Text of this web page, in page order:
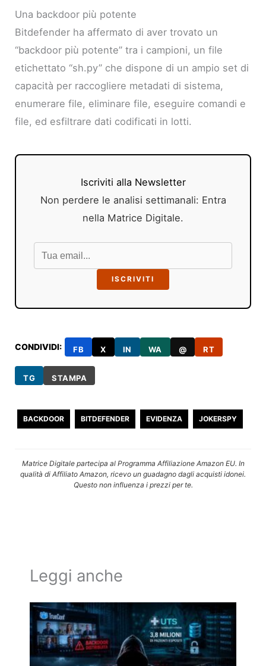
Una backdoor più potente
Bitdefender ha affermato di aver trovato un
“backdoor più potente” tra i campioni, un file
etichettato “sh.py” che dispone di un ampio set di
capacità per raccogliere metadati di sistema,
enumerare file, eliminare file, eseguire comandi e
file, ed esfiltrare dati codificati in lotti.
Iscriviti alla Newsletter
Non perdere le analisi settimanali: Entra
nella Matrice Digitale.
ISCRIVITI
CONDIVIDI: FB X IN WA @ RT
TG STAMPA
BACKDOOR BITDEFENDER EVIDENZA JOKERSPY
Matrice Digitale partecipa al Programma Affiliazione Amazon EU. In
qualità di Affiliato Amazon, ricevo un guadagno dagli acquisti idonei.
Questo non influenza i prezzi per te.
Leggi anche